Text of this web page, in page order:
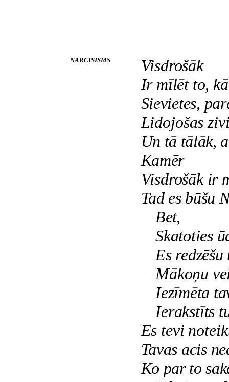
NARCISISMS
Visdrošāk
Ir mīlēt to,
Sievietes,
Lidojošas
Un tā tālāk,
Kamēr
Visdrošāk ir
Tad es būšu
Bet,
Skatoties
Es
Mākoņu
Iezīmēta
Ierakstīts
Es tevi
Tavas acis
Ko par to